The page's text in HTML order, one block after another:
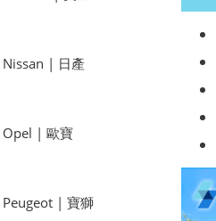
Nissan | 日產
Opel | 歐寶
Peugeot | 寶獅